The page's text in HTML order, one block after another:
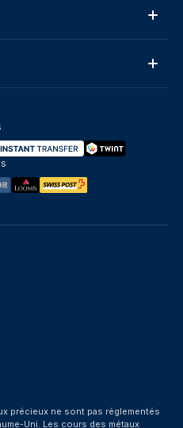
précieux ne sont pas réglementés
Uni. Les cours des métaux